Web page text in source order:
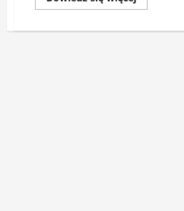
się
Smaki